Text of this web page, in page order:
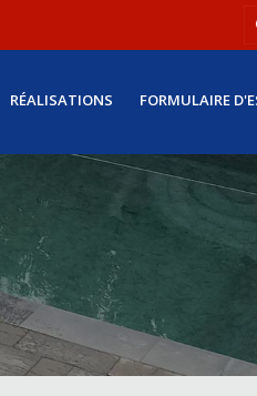
RÉALISATIONS FORMULAIRE